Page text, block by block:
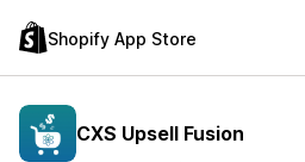
Shopify App Store
CXS Upsell Fusion